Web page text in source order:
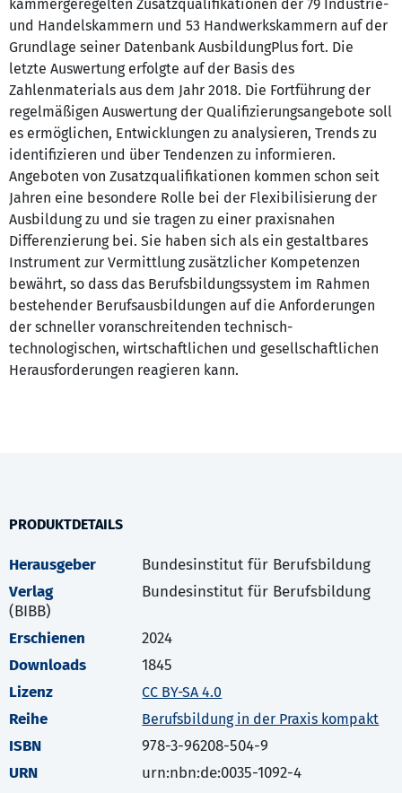
kammergeregelten Zusatzqualifikationen der 79 Industrie-
und Handelskammern und 53 Handwerkskammern auf der
Grundlage seiner Datenbank AusbildungPlus fort. Die
letzte Auswertung erfolgte auf der Basis des
Zahlenmaterials aus dem Jahr 2018. Die Fortführung der
regelmäßigen Auswertung der Qualifizierungsangebote soll
es ermöglichen, Entwicklungen zu analysieren, Trends zu
identifizieren und über Tendenzen zu informieren.
Angeboten von Zusatzqualifikationen kommen schon seit
Jahren eine besondere Rolle bei der Flexibilisierung der
Ausbildung zu und sie tragen zu einer praxisnahen
Differenzierung bei. Sie haben sich als ein gestaltbares
Instrument zur Vermittlung zusätzlicher Kompetenzen
bewährt, so dass das Berufsbildungssystem im Rahmen
bestehender Berufsausbildungen auf die Anforderungen
der schneller voranschreitenden technisch-
technologischen, wirtschaftlichen und gesellschaftlichen
Herausforderungen reagieren kann.
PRODUKTDETAILS
Herausgeber
Bundesinstitut für Berufsbildung
Verlag
Bundesinstitut für Berufsbildung
(BIBB)
Erschienen
2024
Downloads
1845
Lizenz
CC BY-SA 4.0
Reihe Berufsbildung in der Praxis kompakt
ISBN
978-3-96208-504-9
URN
urn:nbn:de:0035-1092-4